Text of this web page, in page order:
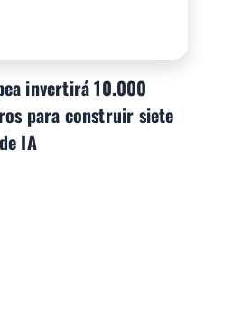
invertirá 10.000
para construir siete
IA